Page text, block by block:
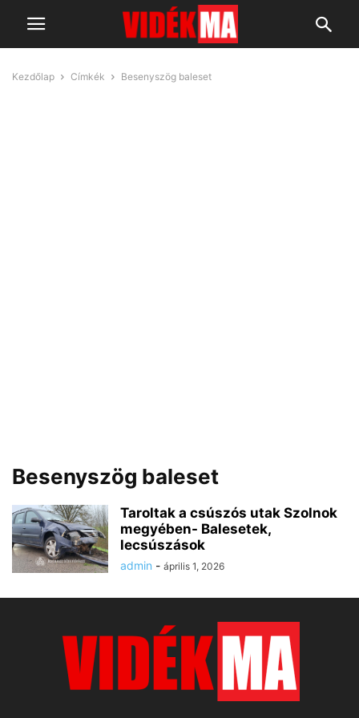
Kezdőlap Címkék Besenyszög baleset
Besenyszög baleset
Taroltak a csúszós utak Szolnok
megyében- Balesetek,
lecsúszások
admin - április 1, 2026